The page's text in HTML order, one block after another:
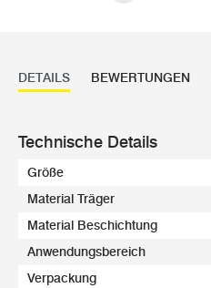
DETAILS BEWERTUNGEN
Technische Details
Größe
Material Träger
Material Beschichtung
Anwendungsbereich
Verpackung